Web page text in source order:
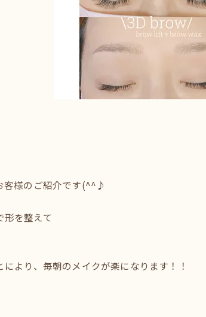
客様のご紹介です(^^♪
を整えて
より、毎朝のメイクが楽になります！！